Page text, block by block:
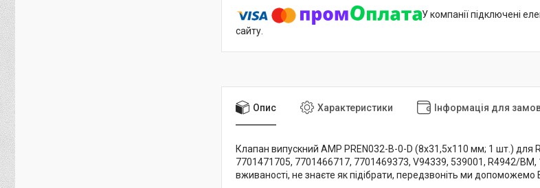
У компанії підключені
сайту.
Опис Характеристики Інформація для
Клапан випускний AMP PREN032-B-0-D (8x31,5x110 мм; 1 шт.) для
7701471705, 7701466717, 7701469373, V94339, 539001, R4942/
вживаності, не знаєте як підібрати, передзвоніть ми